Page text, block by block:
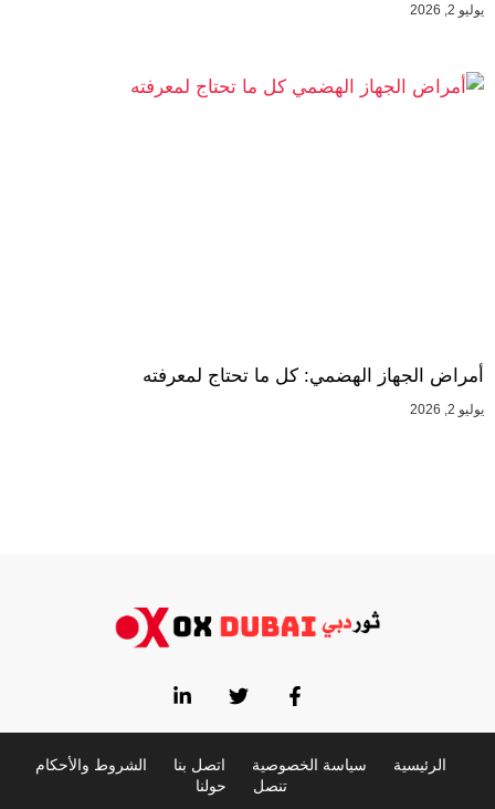
يوليو 2, 2026
أمراض الجهاز الهضمي: كل ما تحتاج لمعرفته
يوليو 2, 2026
الرئيسية سياسة الخصوصية اتصل بنا
الشروط والأحكام
تنصل
حولنا